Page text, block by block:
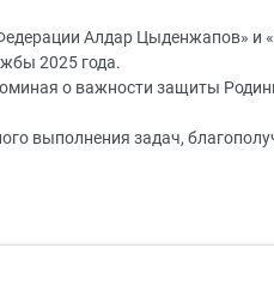
Алдар Цыденжапов» и
2025 года.
о важности защиты
выполнения задач,